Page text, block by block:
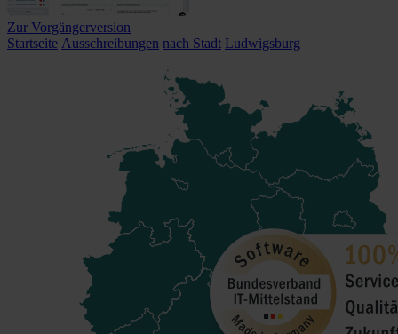
Zur Vorgängerversion
Startseite Ausschreibungen nach Stadt Ludwigsburg